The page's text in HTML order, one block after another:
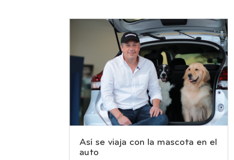
Así se viaja con la mascota en el
auto